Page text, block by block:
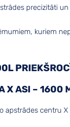
precizitāti
kuriem
X ASI – 1600
apstrādes centru